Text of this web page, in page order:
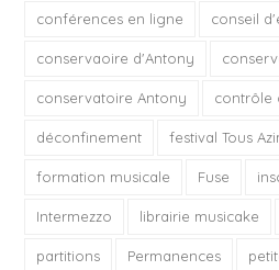
conférences en ligne conseil
conservaoire d'Antony
conservatoire Antony contrôle
déconfinement festival Tous
formation musicale Fuse
Intermezzo librairie musicake
partitions Permanences